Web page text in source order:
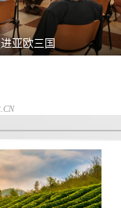
利息开通199的会员才
过其它会员权益，要求
，贷款批不过，强制我
净水器，专挑农村老人
亚欧三国